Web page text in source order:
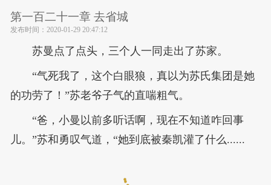
第一百二十一章 去省城
发布时间： 2020-01-29 20:47:12
苏曼点了点头，三个人一同走出了苏家。
“气死我了，这个白眼狼，真以为苏氏集团是她
的功劳了！”苏老爷子气的直喘粗气。
“爸，小曼以前多听话啊，现在不知道咋回事
儿。”苏和勇叹气道，“她到底被秦凯灌了什么......